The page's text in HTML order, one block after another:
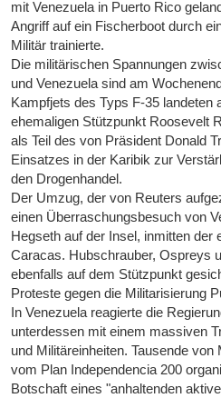
mit Venezuela in Puerto Rico
Angriff auf ein Fischerboot durch
Militär trainierte.
Die militärischen Spannungen
und Venezuela sind am
Kampfjets des Typs F-35 landeten
ehemaligen Stützpunkt Roosevelt
als Teil des von Präsident Donald
Einsatzes in der Karibik zur
den Drogenhandel.
Der Umzug, der von Reuters
einen Überraschungsbesuch von
Hegseth auf der Insel, inmitten der
Caracas. Hubschrauber, Ospreys
ebenfalls auf dem Stützpunkt
Proteste gegen die Militarisierung
In Venezuela reagierte die
unterdessen mit einem massiven
und Militäreinheiten. Tausende
vom Plan Independencia 200
Botschaft eines "anhaltenden